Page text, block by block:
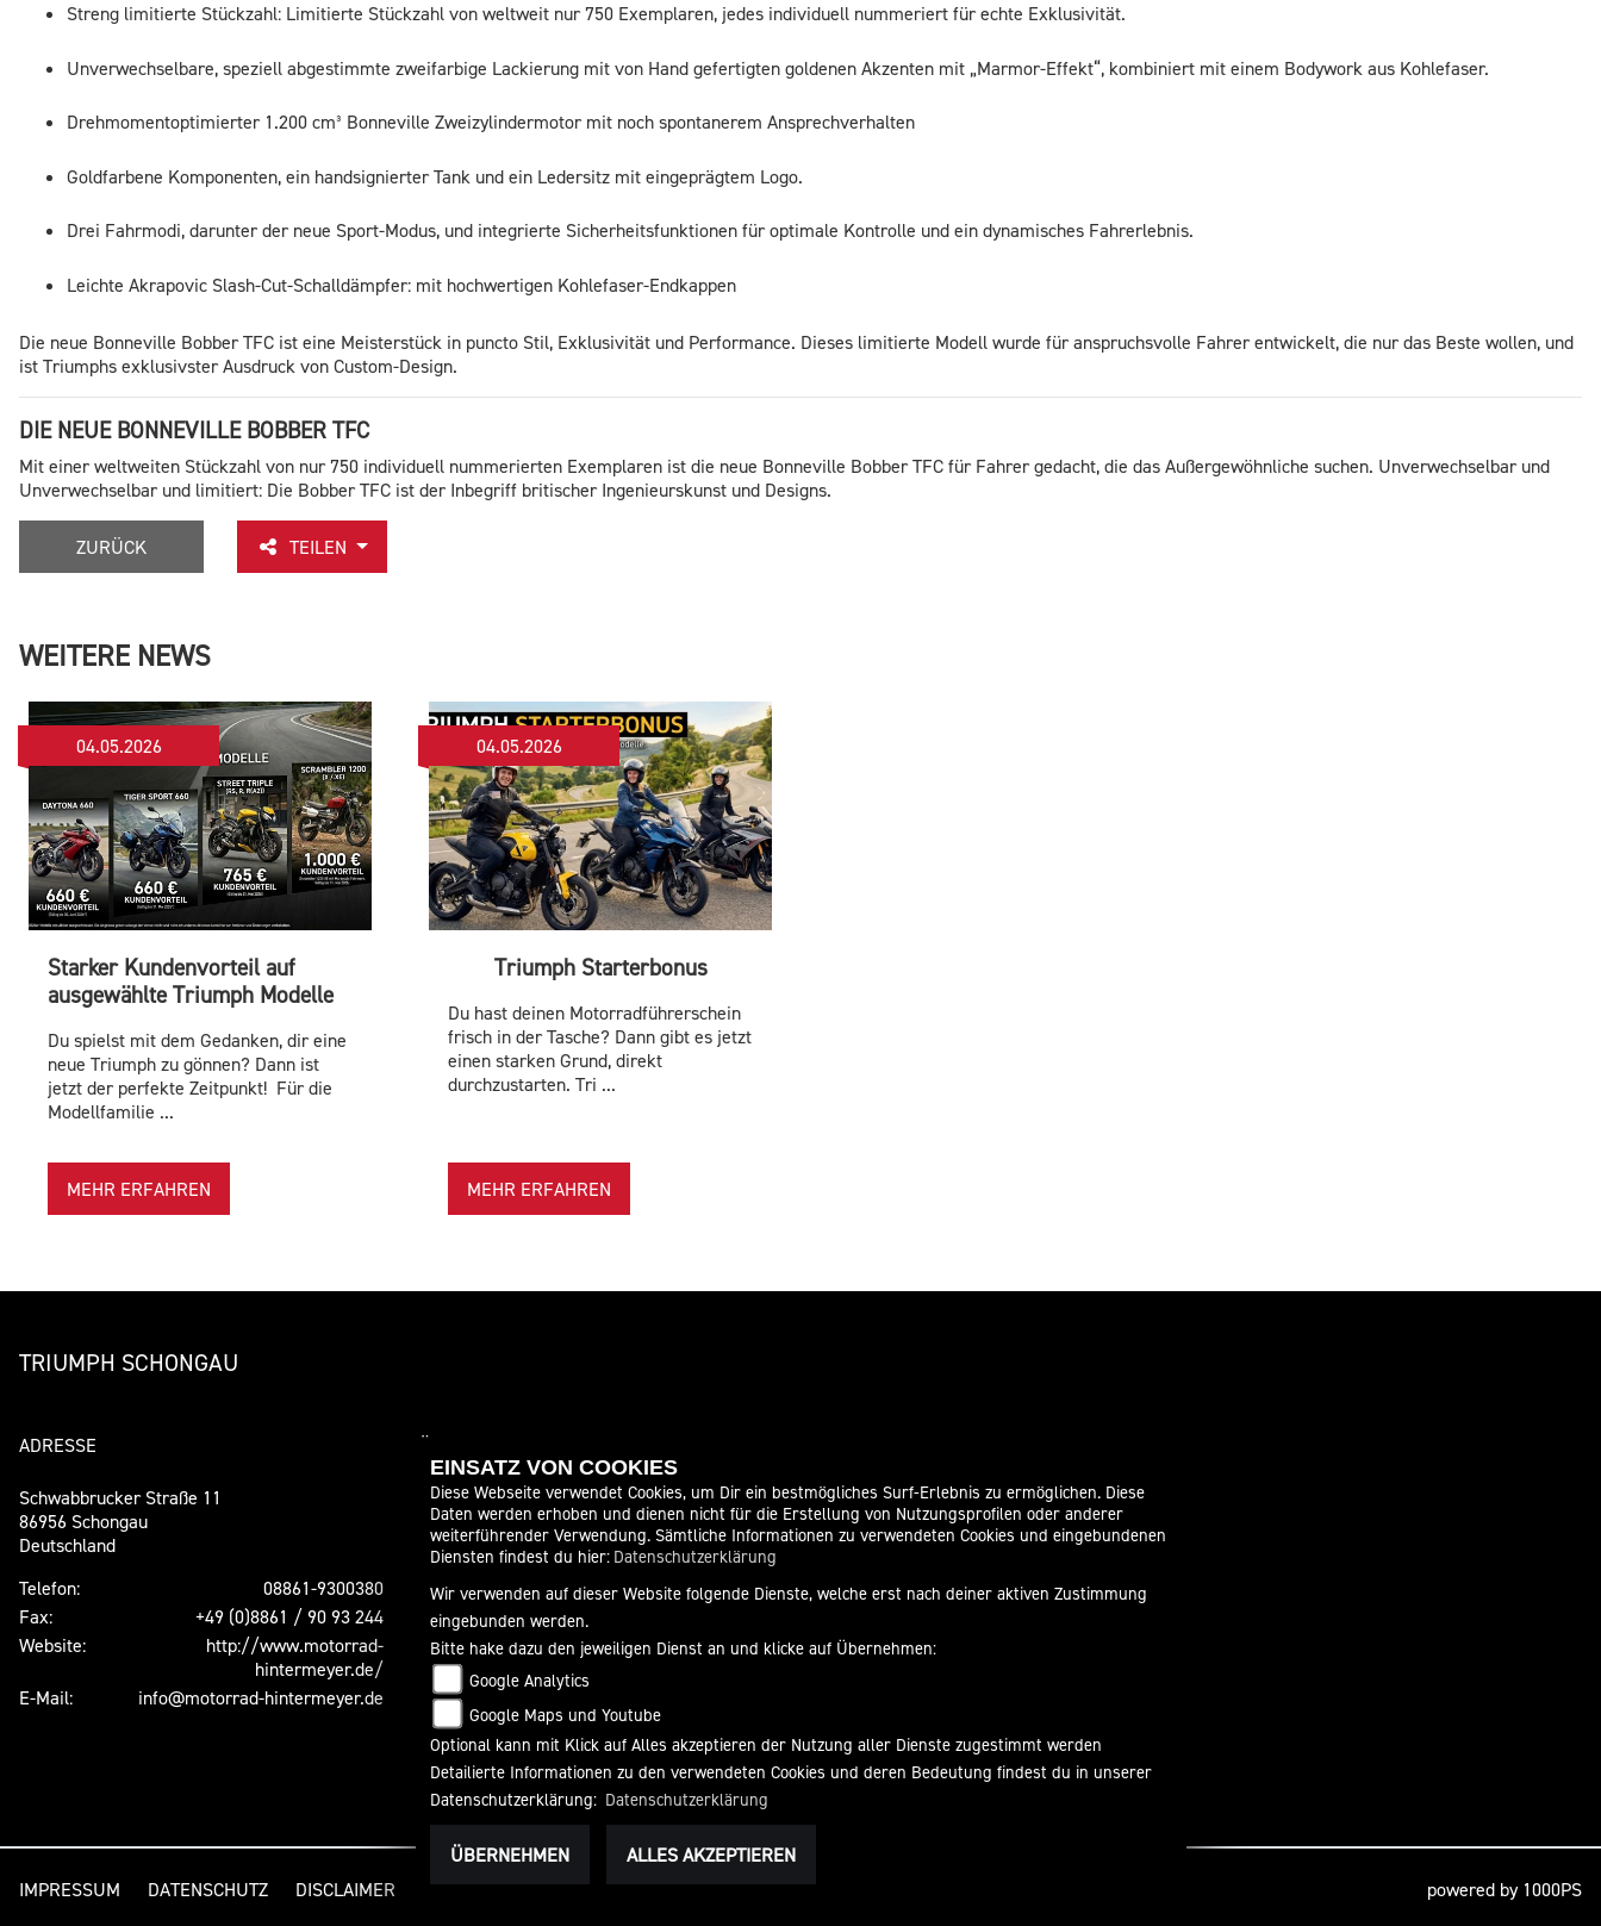
Streng limitierte Stückzahl: Limitierte Stückzahl von weltweit nur 750 Exemplaren, jedes individuell nummeriert für echte Exklusivität.
Unverwechselbare, speziell abgestimmte zweifarbige Lackierung mit von Hand gefertigten goldenen Akzenten mit „Marmor-Effekt“, kombiniert mit einem Bodywork aus Kohlefaser.
Drehmomentoptimierter 1.200 cm³ Bonneville Zweizylindermotor mit noch spontanerem Ansprechverhalten
Goldfarbene Komponenten, ein handsignierter Tank und ein Ledersitz mit eingeprägtem Logo.
Drei Fahrmodi, darunter der neue Sport-Modus, und integrierte Sicherheitsfunktionen für optimale Kontrolle und ein dynamisches Fahrerlebnis.
Leichte Akrapovic Slash-Cut-Schalldämpfer: mit hochwertigen Kohlefaser-Endkappen
Die neue Bonneville Bobber TFC ist eine Meisterstück in puncto Stil, Exklusivität und Performance. Dieses limitierte Modell wurde für anspruchsvolle Fahrer entwickelt, die nur das Beste wollen, und
ist Triumphs exklusivster Ausdruck von Custom-Design.
DIE NEUE BONNEVILLE BOBBER TFC
Mit einer weltweiten Stückzahl von nur 750 individuell nummerierten Exemplaren ist die neue Bonneville Bobber TFC für Fahrer gedacht, die das Außergewöhnliche suchen. Unverwechselbar und
Unverwechselbar und limitiert: Die Bobber TFC ist der Inbegriff britischer Ingenieurskunst und Designs.
ZURÜCK TEILEN
WEITERE NEWS
04.05.2026
Starker Kundenvorteil auf
ausgewählte Triumph Modelle
Du spielst mit dem Gedanken, dir eine
neue Triumph zu gönnen? Dann ist
jetzt der perfekte Zeitpunkt! Für die
Modellfamilie ...
MEHR ERFAHREN
04.05.2026
Triumph Starterbonus
Du hast deinen Motorradführerschein
frisch in der Tasche? Dann gibt es jetzt
einen starken Grund, direkt
durchzustarten. Tri ...
MEHR ERFAHREN
TRIUMPH SCHONGAU
ADRESSE
Schwabbrucker Straße 11
86956 Schongau
Deutschland
Telefon:
08861-9300380
Fax:
+49 (0)8861 / 90 93 244
Website:
http://www.motorrad-
hintermeyer.de/
E-Mail:
info@motorrad-hintermeyer.de
ÖFFNUNGSZEITEN
Sommeröffnungszeiten
Montag:
09:00 - 12:30 und 14:00 - 18:00
Mittwoch:
09:00 - 12:30 und 14:00 - 18:00
Donnerstag:
09:00 - 12:30 und 14:00 - 18:00
Freitag:
Samstag:
Sonntag:
AGB
IMPRESSUM DATENSCHUTZ DISCLAIMER BARRIEREFREIHEIT powered by 1000PS
EINSATZ VON COOKIES
Diese Webseite verwendet Cookies, um Dir ein bestmögliches Surf-Erlebnis zu ermöglichen. Diese
Daten werden erhoben und dienen nicht für die Erstellung von Nutzungsprofilen oder anderer
weiterführender Verwendung. Sämtliche Informationen zu verwendeten Cookies und eingebundenen
Diensten findest du hier: Datenschutzerklärung
Wir verwenden auf dieser Website folgende Dienste, welche erst nach deiner aktiven Zustimmung
eingebunden werden.
Bitte hake dazu den jeweiligen Dienst an und klicke auf Übernehmen:
Google Analytics
Google Maps und Youtube
Optional kann mit Klick auf Alles akzeptieren der Nutzung aller Dienste zugestimmt werden
Detailierte Informationen zu den verwendeten Cookies und deren Bedeutung findest du in unserer
Datenschutzerklärung: Datenschutzerklärung
ÜBERNEHMEN ALLES AKZEPTIEREN